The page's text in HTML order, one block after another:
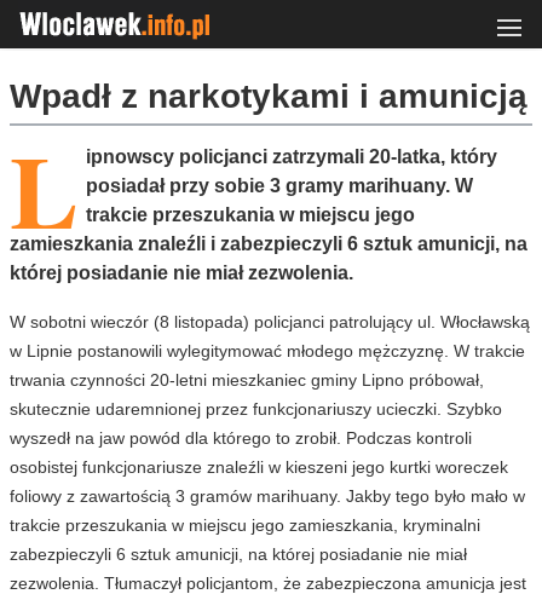
Wpadł z narkotykami i amunicją
L ipnowscy policjanci zatrzymali 20-latka, który
posiadał przy sobie 3 gramy marihuany. W
trakcie przeszukania w miejscu jego
zamieszkania znaleźli i zabezpieczyli 6 sztuk amunicji, na
której posiadanie nie miał zezwolenia.
W sobotni wieczór (8 listopada) policjanci patrolujący ul. Włocławską
w Lipnie postanowili wylegitymować młodego mężczyznę. W trakcie
trwania czynności 20-letni mieszkaniec gminy Lipno próbował,
skutecznie udaremnionej przez funkcjonariuszy ucieczki. Szybko
wyszedł na jaw powód dla którego to zrobił. Podczas kontroli
osobistej funkcjonariusze znaleźli w kieszeni jego kurtki woreczek
foliowy z zawartością 3 gramów marihuany. Jakby tego było mało w
trakcie przeszukania w miejscu jego zamieszkania, kryminalni
zabezpieczyli 6 sztuk amunicji, na której posiadanie nie miał
zezwolenia. Tłumaczył policjantom, że zabezpieczona amunicja jest